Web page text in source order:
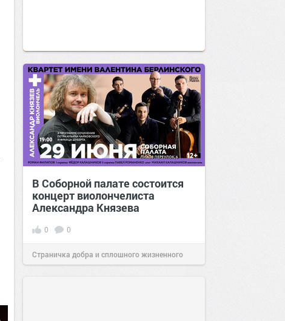
В Соборной палате состоится
концерт виолончелиста
Александра Князева
0 0
Страничка добра и сплошного жизненного